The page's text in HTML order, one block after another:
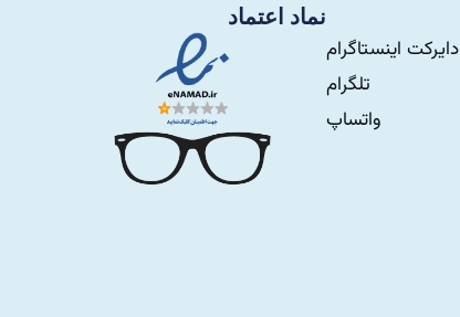
دایرکت اینستاگرام
تلگرام
واتساپ
نماد اعتماد